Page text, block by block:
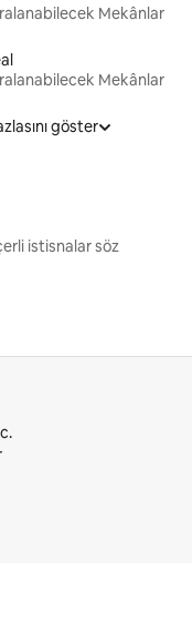
Mekânlar
Mekânlar
göster
istisnalar söz